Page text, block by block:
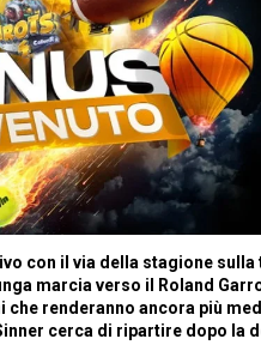
con il via della stagione
marcia verso il Roland
che renderanno ancora più
cerca di ripartire dopo la